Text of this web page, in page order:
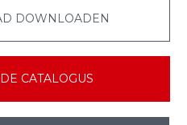
DOWNLOADEN
CATALOGUS